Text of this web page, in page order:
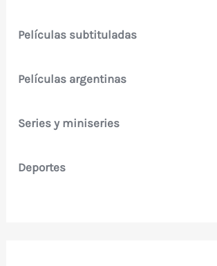
Películas subtituladas
Películas argentinas
Series y miniseries
Deportes